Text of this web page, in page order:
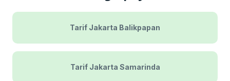
Tarif Jakarta Balikpapan
Tarif Jakarta Samarinda